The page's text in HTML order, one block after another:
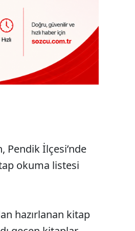
Pendik İlçesi’nde
okuma listesi
hazırlanan kitap